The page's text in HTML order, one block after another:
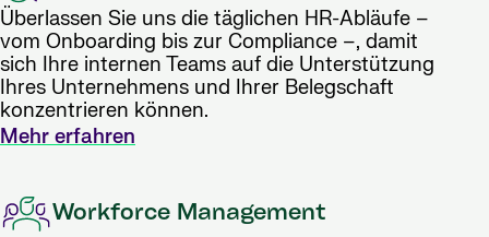
Überlassen Sie uns die täglichen HR-Abläufe –
vom Onboarding bis zur Compliance –, damit
sich Ihre internen Teams auf die Unterstützung
Ihres Unternehmens und Ihrer Belegschaft
konzentrieren können.
Mehr erfahren
Workforce Management